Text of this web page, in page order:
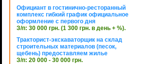
Официант в гостинично-ресторанный
комплекс гибкий график официальное
оформление с первого дня
З/п: 30 000 грн. (1 300 грн. в день + %).
Тракторист-экскаваторщик на склад
строительных материалов (песок,
щебень) предоставляем жилье
З/п: 20 000 - 30 000 грн.